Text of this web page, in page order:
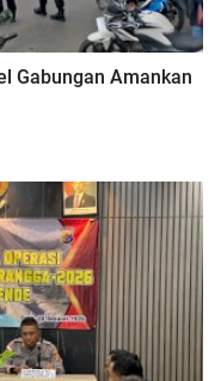
Gabungan Amankan